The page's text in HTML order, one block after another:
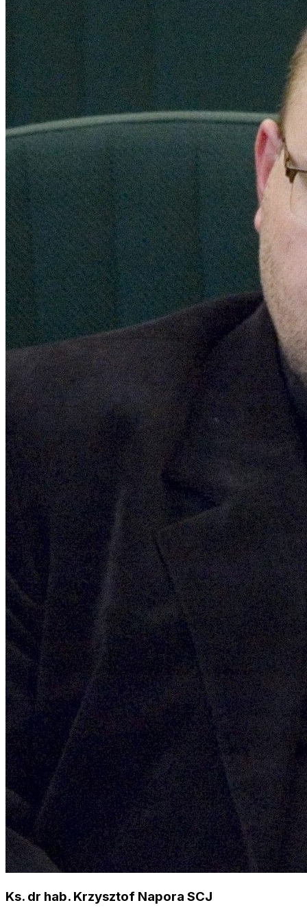
Ks. dr hab. Krzysztof Napora SCJ